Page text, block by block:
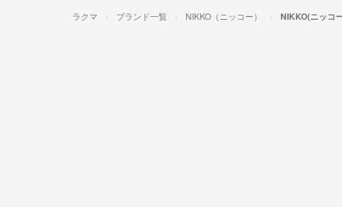
ラクマ ブランド一覧 NIKKO（ニッコー） NIKKO(ニッコ